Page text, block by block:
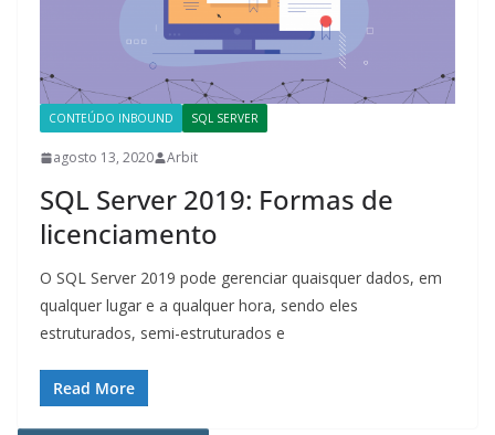
CONTEÚDO INBOUND SQL SERVER
agosto 13, 2020 Arbit
SQL Server 2019: Formas de
licenciamento
O SQL Server 2019 pode gerenciar quaisquer dados, em
qualquer lugar e a qualquer hora, sendo eles
estruturados, semi-estruturados e
Read More